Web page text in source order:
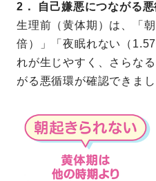
2． 自己嫌悪につながる悪
生理前（黄体期）は、「
倍）」「夜眠れない（
れが生じやすく、さらな
がる悪循環が確認できまし